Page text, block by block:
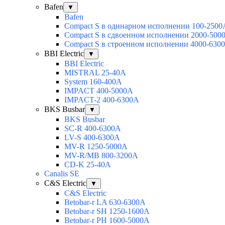
Bafen
▼
Bafen
Compact S в одинарном исполнении 100-
Compact S в сдвоенном исполнении 2000-
Compact S в строенном исполнении 4000-
BBI Electric
▼
BBI Electric
MISTRAL 25-40А
System 160-400А
IMPACT 400-5000А
IMPACT-2 400-6300А
BKS Busbar
▼
BKS Busbar
SC-R 400-6300A
LV-S 400-6300A
MV-R 1250-5000A
MV-R/MB 800-3200A
CD-K 25-40A
Canalis SE
C&S Electric
▼
C&S Electric
Betobar-r LA 630-6300A
Betobar-r SH 1250-1600A
Betobar-r PH 1600-5000A